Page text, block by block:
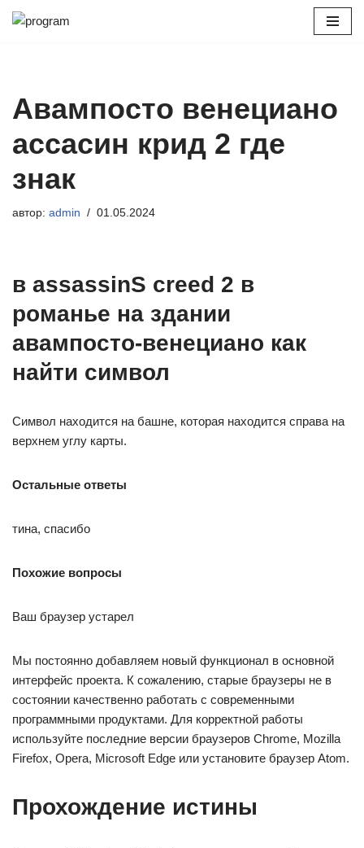
Авампосто венециано
ассасин крид 2 где
знак
автор: admin 01.05.2024
в assassinS creed 2 в
романье на здании
авампосто-венециано как
найти символ
Символ находится на башне, которая находится справа на
верхнем углу карты.
Остальные ответы
тина, спасибо
Похожие вопросы
Ваш браузер устарел
Мы постоянно добавляем новый функционал в основной
интерфейс проекта. К сожалению, старые браузеры не в
состоянии качественно работать с современными
программными продуктами. Для корректной работы
используйте последние версии браузеров Chrome, Mozilla
Firefox, Opera, Microsoft Edge или установите браузер Atom.
Прохождение истины